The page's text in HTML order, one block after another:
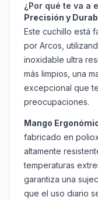
¿Por qué te va a
Precisión y
Este cuchillo está
por Arcos,
inoxidable ultra
más limpios, una
excepcional que
preocupaciones.
Mango
fabricado en
altamente
temperaturas
garantiza una
que el uso diario